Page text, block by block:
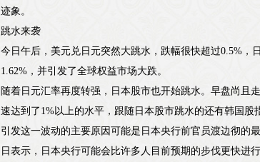
迹象。
跳水来袭
今日午后，美元兑日元突然大跳水，跌幅很快超过0.5%，
1.62%，并引发了全球权益市场大跌。
随着日元汇率再度转强，日本股市也开始跳水。早盘尚且
速达到了1%以上的水平，跟随日本股市跳水的还有韩国股
引发这一波动的主要原因可能是日本央行前官员渡边彻的
日表示，日本央行可能会比许多人目前预期的步伐更快进